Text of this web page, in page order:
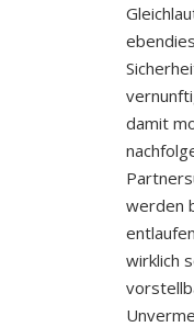
damit
werden
wirklich